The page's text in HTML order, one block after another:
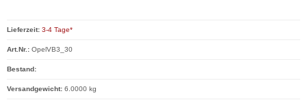
Lieferzeit: 3-4 Tage*
Art.Nr.: OpelVB3_30
Bestand:
Versandgewicht: 6.0000 kg